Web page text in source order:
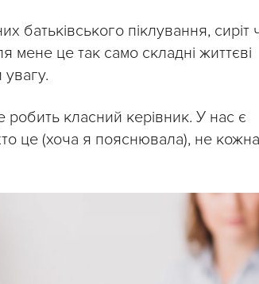
батьківського піклування, сиріт
мене це так само складні життєві
класний керівник. У нас є
це (хоча я пояснювала), не